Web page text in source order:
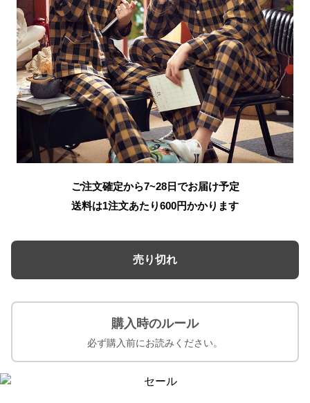
ご注文確定から7~28日でお届け予定
送料は1注文あたり600円かかります
売り切れ
購入時のルール
必ず購入前にお読みください。